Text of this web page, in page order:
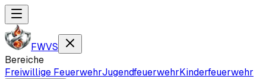
FWVS
Bereiche
Freiwillige FeuerwehrJugendfeuerwehrKinderfeuerwehr